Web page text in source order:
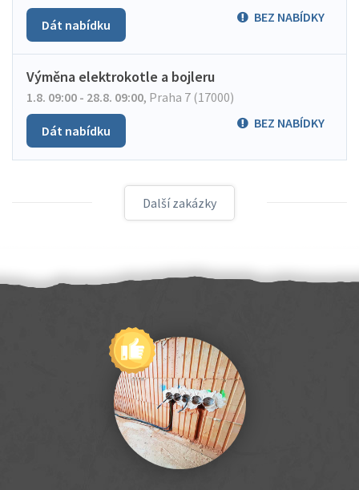
BEZ NABÍDKY
Dát nabídku
Výměna elektrokotle a bojleru
1.8. 09:00 - 28.8. 09:00, Praha 7 (17000)
BEZ NABÍDKY
Dát nabídku
Další zakázky